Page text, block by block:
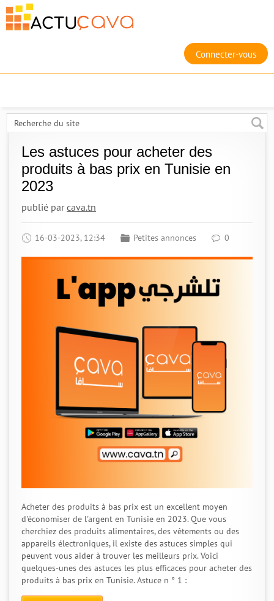
Connecter-vous
Les astuces pour acheter des
produits à bas prix en Tunisie en
2023
publié parcava.tn
16-03-2023, 12:34 Petites annonces 0
Acheter des produits à bas prix est un excellent moyen
d'économiser de l'argent en Tunisie en 2023. Que vous
cherchiez des produits alimentaires, des vêtements ou des
appareils électroniques, il existe des astuces simples qui
peuvent vous aider à trouver les meilleurs prix. Voici
quelques-unes des astuces les plus efficaces pour acheter des
produits à bas prix en Tunisie. Astuce n ° 1 :